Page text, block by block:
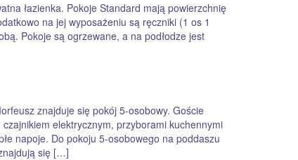
łazienka. Pokoje Standard mają powierzchnię
na jej wyposażeniu są ręczniki (1 os 1
Pokoje są ogrzewane, a na podłodze jest
znajduje się pokój 5-osobowy. Goście
elektrycznym, przyborami kuchennymi
napoje. Do pokoju 5-osobowego na poddaszu
się […]